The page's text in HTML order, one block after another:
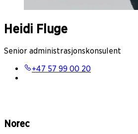
Heidi Fluge
Senior administrasjonskonsulent
+47 57 99 00 20
Norec